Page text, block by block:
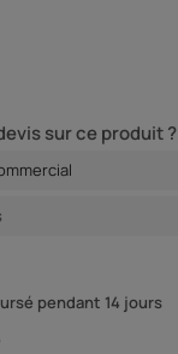
sur ce produit ?
pendant 14 jours